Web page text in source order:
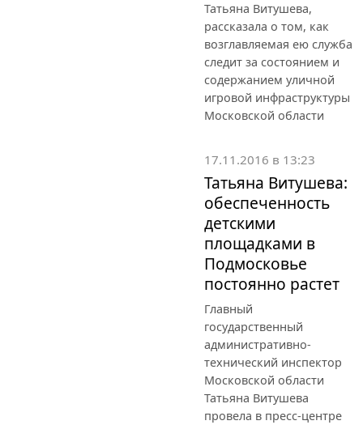
Татьяна Витушева,
рассказала о том, как
возглавляемая ею служба
следит за состоянием и
содержанием уличной
игровой инфраструктуры
Московской области
17.11.2016 в 13:23
Татьяна Витушева:
обеспеченность
детскими
площадками в
Подмосковье
постоянно растет
Главный
государственный
административно-
технический инспектор
Московской области
Татьяна Витушева
провела в пресс-центре